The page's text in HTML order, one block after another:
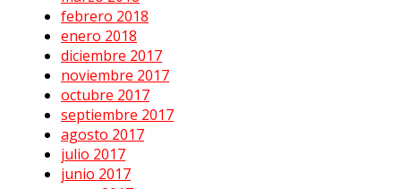
febrero 2018
enero 2018
diciembre 2017
noviembre 2017
octubre 2017
septiembre 2017
agosto 2017
julio 2017
junio 2017